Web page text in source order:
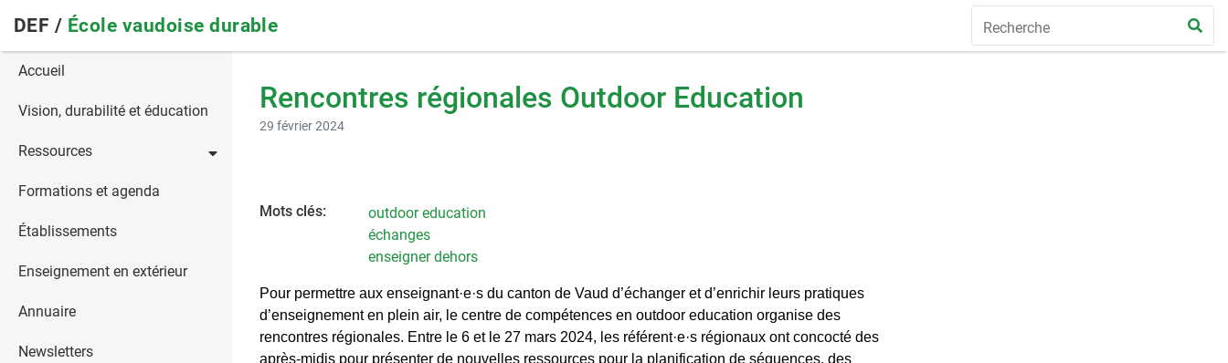
main
navigation
DEF / École vaudoise durable
Main
navigation
Accueil
Vision, durabilité et éducation
Ressources
Formations et agenda
Établissements
Enseignement en extérieur
Annuaire
Newsletters
Rencontres régionales Outdoor Education
29 février 2024
Mots clés:
outdoor education
échanges
enseigner dehors
Pour permettre aux enseignant·e·s du canton de Vaud d’échanger et d’enrichir leurs pratiques
d’enseignement en plein air, le centre de compétences en outdoor education organise des
rencontres régionales. Entre le 6 et le 27 mars 2024, les référent·e·s régionaux ont concocté des
après-midis pour présenter de nouvelles ressources pour la planification de séquences, des